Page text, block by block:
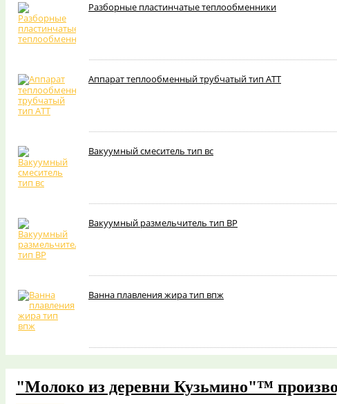
Разборные пластинчатые теплообменники
Аппарат теплообменный трубчатый тип АТТ
Вакуумный смеситель тип вс
Вакуумный размельчитель тип ВР
Ванна плавления жира тип впж
"Молоко из деревни Кузьмино"™